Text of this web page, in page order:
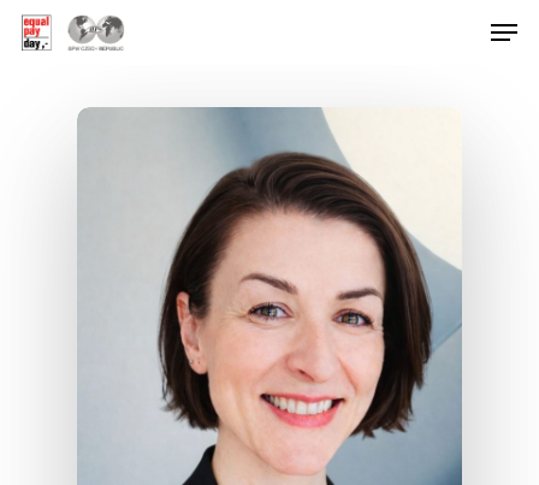
Hit enter to search or ESC to close